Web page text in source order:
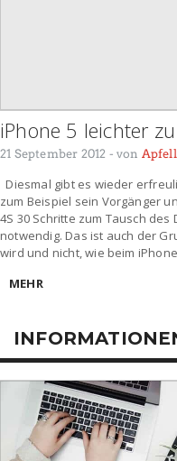
iPhone 5 leichter
21 September 2012 - von
Diesmal gibt es wieder
zum Beispiel sein Vorgänger
4S 30 Schritte zum Tausch
notwendig. Das ist auch der
wird und nicht, wie beim
MEHR